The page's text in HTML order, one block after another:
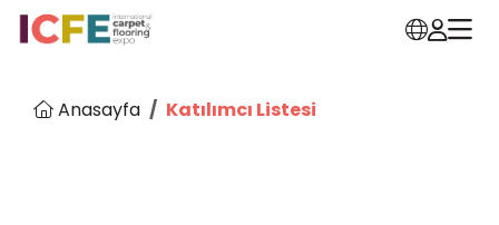
Anasayfa Katılımcı Listesi